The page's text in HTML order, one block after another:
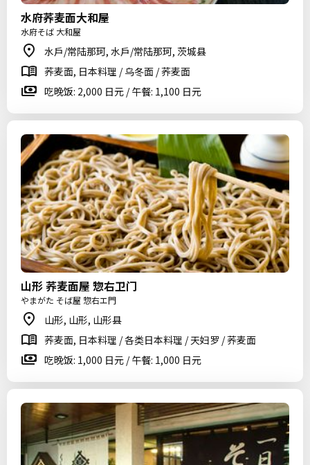
水府荞麦面大和屋
水府そば 大和屋
水戶/常陆那珂, 水戶/常陆那珂, 茨城县
荞麦面, 日本料理 / 乌冬面 / 荞麦面
吃晚饭: 2,000 日元 / 午餐: 1,100 日元
山形 荞麦面屋 惣右卫门
やまがた そば屋 惣右エ門
山形, 山形, 山形县
荞麦面, 日本料理 / 各类日本料理 / 天妇罗 / 荞麦面
吃晚饭: 1,000 日元 / 午餐: 1,000 日元